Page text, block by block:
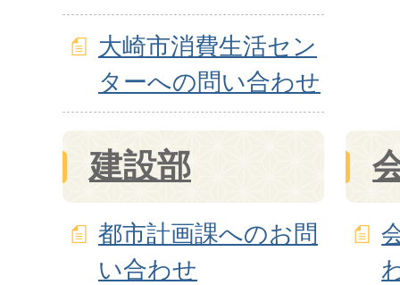
大崎市消費生活セン
ターへの問い合わせ
建設部
都市計画課へのお問
い合わせ